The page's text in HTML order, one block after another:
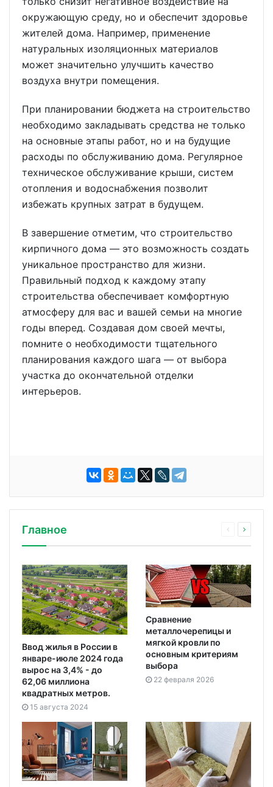
окружающую среду, но и обеспечит здоровье
жителей дома. Например, применение
натуральных изоляционных материалов
может значительно улучшить качество
воздуха внутри помещения.
При планировании бюджета на строительство
необходимо закладывать средства не только
на основные этапы работ, но и на будущие
расходы по обслуживанию дома. Регулярное
техническое обслуживание крыши, систем
отопления и водоснабжения позволит
избежать крупных затрат в будущем.
В завершение отметим, что строительство
кирпичного дома — это возможность создать
уникальное пространство для жизни.
Правильный подход к каждому этапу
строительства обеспечивает комфортную
атмосферу для вас и вашей семьи на многие
годы вперед. Создавая дом своей мечты,
помните о необходимости тщательного
планирования каждого шага — от выбора
участка до окончательной отделки
интерьеров.
Главное
Ввод жилья в России в
январе-июле 2024 года
вырос на 3,4% - до
62,06 миллиона
квадратных метров.
15 августа 2024
Сравнение
металлочерепицы и
мягкой кровли по
основным критериям
выбора
22 февраля 2026